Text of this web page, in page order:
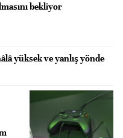
bekliyor
yüksek ve yanlış yönde